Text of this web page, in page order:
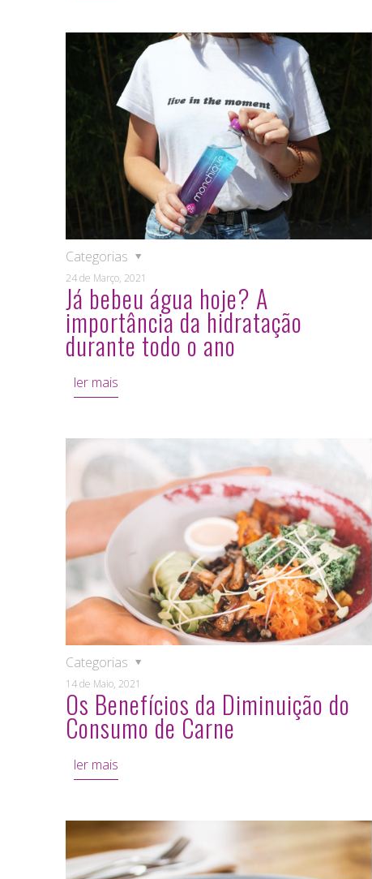
24 de Março, 2021
Categorias
Já bebeu água hoje? A
importância da hidratação
durante todo o ano
ler mais
14 de Maio, 2021
Categorias
Os Benefícios da Diminuição do
Consumo de Carne
ler mais